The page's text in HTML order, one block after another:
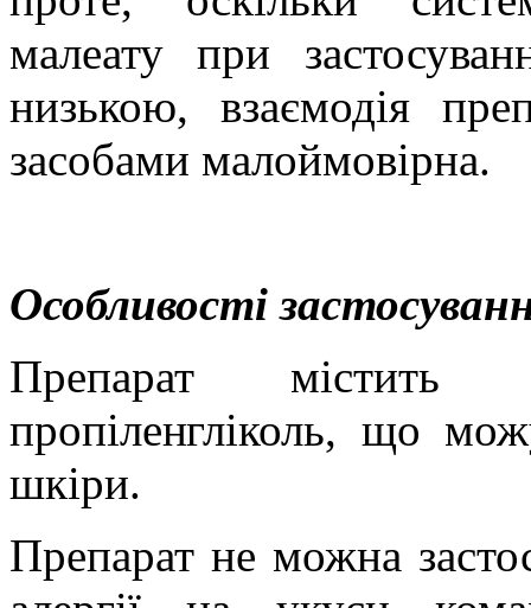
малеату при
низькою, взаємодія
засобами малоймовірна.
Особливості
Препарат містить
пропіленгліколь, що
шкіри.
Препарат не можна